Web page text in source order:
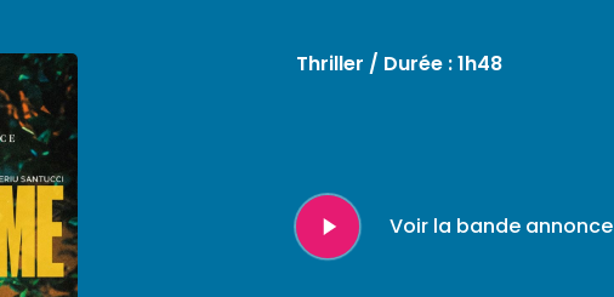
Thriller / Durée : 1h48
Play
Video
Voir la bande annonce